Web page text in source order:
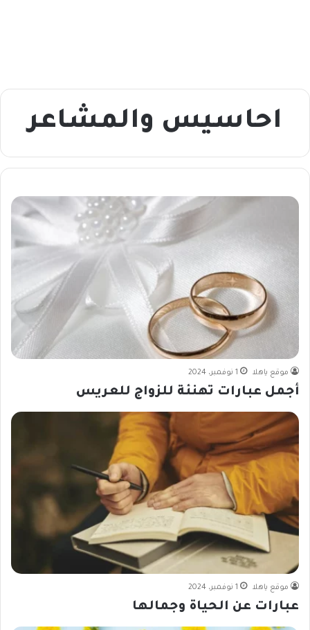
احاسيس والمشاعر
موقع ياهلا 1 نوفمبر، 2024
أجمل عبارات تهنئة للزواج للعريس
موقع ياهلا 1 نوفمبر، 2024
عبارات عن الحياة وجمالها